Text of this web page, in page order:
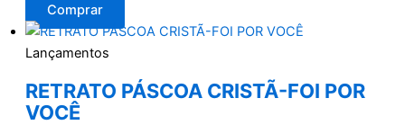
Comprar
Lançamentos
RETRATO PÁSCOA CRISTÃ-FOI POR
VOCÊ